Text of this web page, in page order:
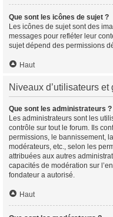
Que sont les icônes de sujet ?
Les icônes de sujet sont des
messages pour refléter leur
sujet dépend des permissions
Haut
Niveaux d’utilisateurs et
Que sont les administrateurs ?
Les administrateurs sont les
contrôle sur tout le forum. Ils
permissions, le bannissement,
modérateurs, etc., selon les
attribuées aux autres
capacités de modération sur
fondateur a autorisé.
Haut